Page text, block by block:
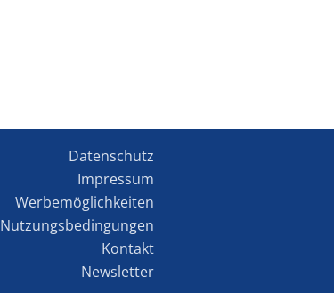
Datenschutz
Impressum
Werbemöglichkeiten
Nutzungsbedingungen
Kontakt
Newsletter